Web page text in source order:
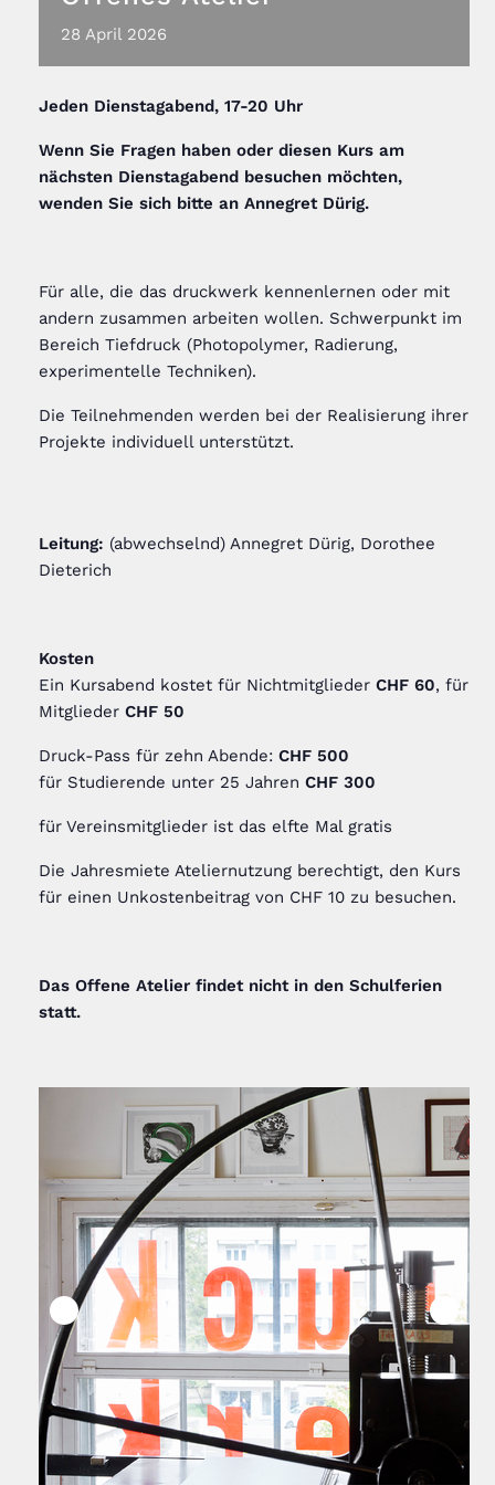
28 April 2026
Jeden Dienstagabend, 17-20 Uhr
Wenn Sie Fragen haben oder diesen Kurs am
nächsten Dienstagabend besuchen möchten,
wenden Sie sich bitte an Annegret Dürig.
Für alle, die das druckwerk kennenlernen oder mit
andern zusammen arbeiten wollen. Schwerpunkt im
Bereich Tiefdruck (Photopolymer, Radierung,
experimentelle Techniken).
Die Teilnehmenden werden bei der Realisierung ihrer
Projekte individuell unterstützt.
Leitung: (abwechselnd) Annegret Dürig, Dorothee
Dieterich
Kosten
Ein Kursabend kostet für Nichtmitglieder CHF 60, für
Mitglieder CHF 50
Druck-Pass für zehn Abende: CHF 500
für Studierende unter 25 Jahren CHF 300
für Vereinsmitglieder ist das elfte Mal gratis
Die Jahresmiete Ateliernutzung berechtigt, den Kurs
für einen Unkostenbeitrag von CHF 10 zu besuchen.
Das Offene Atelier findet nicht in den Schulferien
statt.